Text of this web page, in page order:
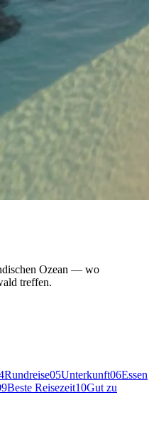
Ozean — wo
treffen.
Rundreise05Unterkunft06Essen
Beste Reisezeit10Gut zu